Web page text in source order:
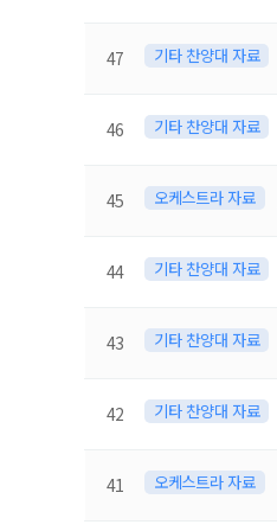
47 기타 찬양대 자료
46 기타 찬양대 자료
45 오케스트라 자료
44 기타 찬양대 자료
43 기타 찬양대 자료
42 기타 찬양대 자료
41 오케스트라 자료